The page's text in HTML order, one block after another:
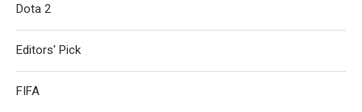
Dota 2
Editors' Pick
FIFA